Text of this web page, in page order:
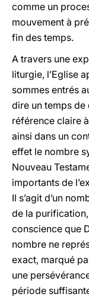
comme un
mouvement à
fin des temps.
A travers une
liturgie, l’Eglise
sommes entrés
dire un temps de
référence claire
ainsi dans un
effet le nombre
Nouveau
importants de
Il s’agit d’un
de la
conscience que
nombre ne
exact, marqué
une
période